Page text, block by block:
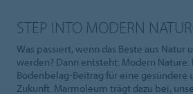
STEP INTO MODERN
Was passiert, wenn das Beste aus Natur
werden? Dann entsteht: Modern Nature.
Bodenbelag-Beitrag für eine gesündere
Zukunft. Marmoleum trägt dazu bei,